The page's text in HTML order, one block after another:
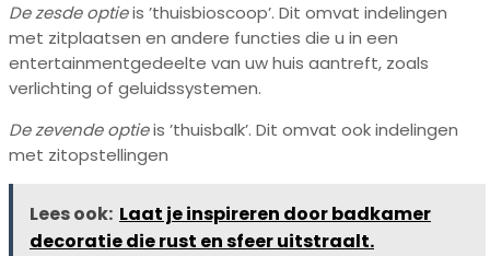
De zesde optieis ’thuisbioscoop’. Dit omvat indelingen
met zitplaatsen en andere functies die u in een
entertainmentgedeelte van uw huis aantreft, zoals
verlichting of geluidssystemen.
De zevende optieis ’thuisbalk’. Dit omvat ook indelingen
met zitopstellingen
Lees ook: Laat je inspireren door badkamer
decoratie die rust en sfeer uitstraalt.